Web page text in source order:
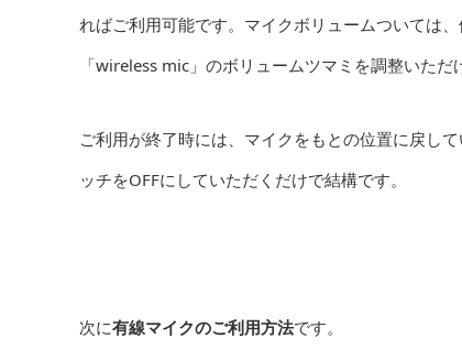
ればご利用可能です。マイクボリュームついては
「wireless mic」のボリュームツマミを調整いただ
ご利用が終了時には、マイクをもとの位置に戻し
ッチをOFFにしていただくだけで結構です。
次に有線マイクのご利用方法です。